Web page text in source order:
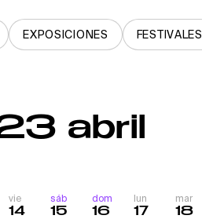
EXPOSICIONES FESTIVALES
abril
vie
14
sáb
15
dom
16
lun
17
mar
18